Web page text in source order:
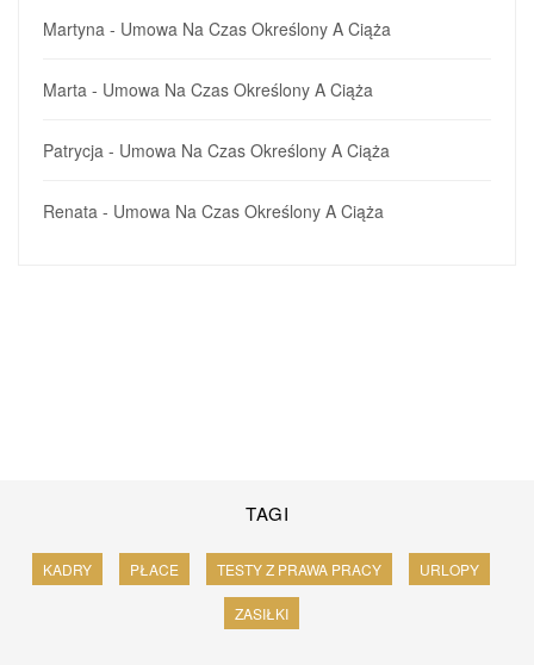
Martyna - Umowa Na Czas Określony A Ciąża
Marta - Umowa Na Czas Określony A Ciąża
Patrycja - Umowa Na Czas Określony A Ciąża
Renata - Umowa Na Czas Określony A Ciąża
TAGI
KADRY PŁACE TESTY Z PRAWA PRACY URLOPY
ZASIŁKI